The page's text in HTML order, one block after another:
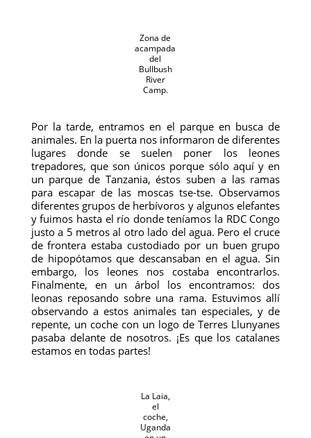
Zona de
acampada
del
Bullbush
River
Camp.
Por la tarde, entramos en el parque en busca de
animales. En la puerta nos informaron de diferentes
lugares donde se suelen poner los leones
trepadores, que son únicos porque sólo aquí y en
un parque de Tanzania, éstos suben a las ramas
para escapar de las moscas tse-tse. Observamos
diferentes grupos de herbívoros y algunos elefantes
y fuimos hasta el río donde teníamos la RDC Congo
justo a 5 metros al otro lado del agua. Pero el cruce
de frontera estaba custodiado por un buen grupo
de hipopótamos que descansaban en el agua. Sin
embargo, los leones nos costaba encontrarlos.
Finalmente, en un árbol los encontramos: dos
leonas reposando sobre una rama. Estuvimos allí
observando a estos animales tan especiales, y de
repente, un coche con un logo de Terres Llunyanes
pasaba delante de nosotros. ¡Es que los catalanes
estamos en todas partes!
La Laia,
el
coche,
Uganda